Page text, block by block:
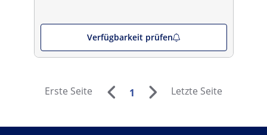
Verfügbarkeit prüfen
Erste Seite 1 Letzte Seite